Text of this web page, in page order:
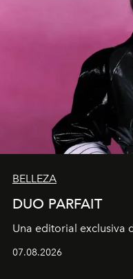
BELLEZA
DUO PARFAIT
Una editorial exclusiva
07.08.2026